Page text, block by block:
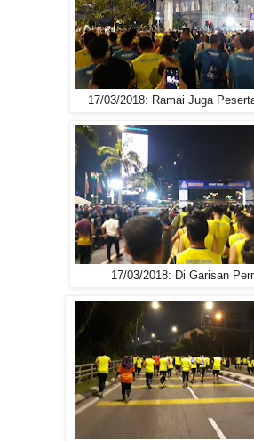
17/03/2018: Ramai Juga
17/03/2018: Di Garisan